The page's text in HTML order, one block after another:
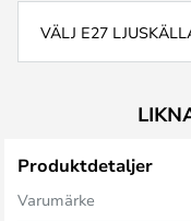
VÄLJ E27
Produktdetaljer
Varumärke